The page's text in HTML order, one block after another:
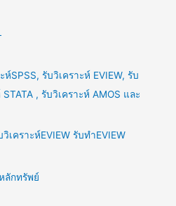
SPSS, รับวิเคราะห์ EVIEW, รับ
, รับวิเคราะห์ AMOS และ
เคราะห์EVIEW รับทำEVIEW
ลักทรัพย์